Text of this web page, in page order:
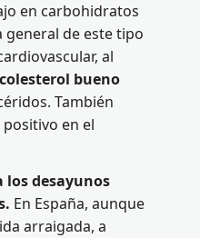
en carbohidratos
de este tipo
al
colesterol bueno
También
en el
desayunos
En España, aunque
arraigada, a